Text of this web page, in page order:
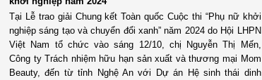
Tại Lễ trao giải Chung kết Toàn quốc Cuộc thi “Phụ nữ khởi
nghiệp sáng tạo và chuyển đổi xanh” năm 2024 do Hội LHPN
Việt Nam tổ chức vào sáng 12/10, chị Nguyễn Thị Mến,
Công ty Trách nhiệm hữu hạn sản xuất và thương mại Mom
Beauty, đến từ tỉnh Nghệ An với Dự án Hệ sinh thái dinh